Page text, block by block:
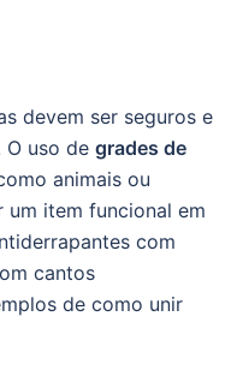
devem ser seguros e
O uso de grades de
animais ou
um item funcional em
com
cantos
de como unir